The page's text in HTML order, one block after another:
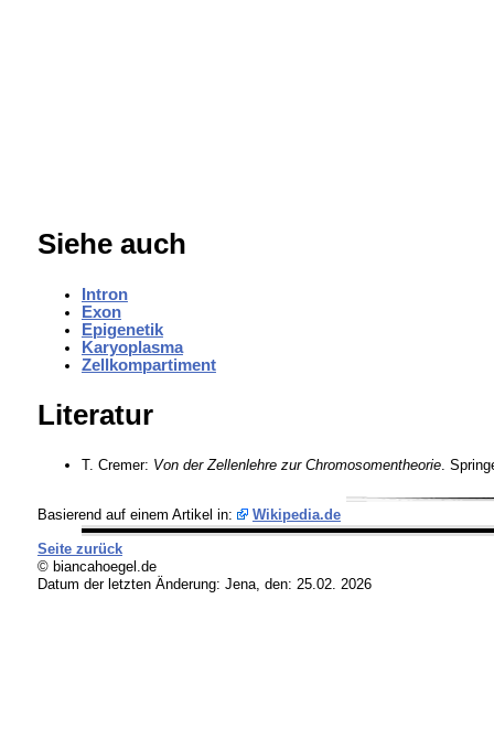
Siehe auch
Intron
Exon
Epigenetik
Karyoplasma
Zellkompartiment
Literatur
T. Cremer: Von der Zellenlehre zur Chromosomentheorie.
Basierend auf einem Artikel in: Wikipedia.de
Seite zurück
© biancahoegel.de
Datum der letzten Änderung: Jena, den: 25.02. 2026